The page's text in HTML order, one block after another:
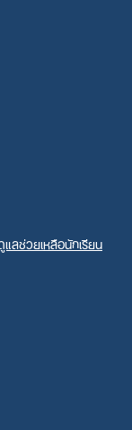
ลช่วยเหลือนักเรียน